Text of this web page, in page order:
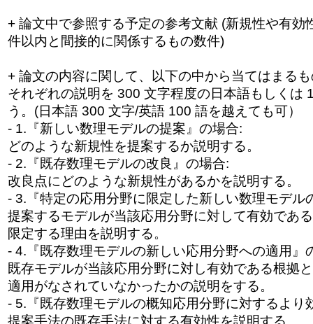
+ 論文中で参照する予定の参考文献 (新規性や有効
件以内と間接的に関係するもの数件)
+ 論文の内容に関して、以下の中から当てはまる
それぞれの説明を 300 文字程度の日本語もしくは
う。(日本語 300 文字/英語 100 語を越えても可）
- 1.『新しい数理モデルの提案』の場合:
どのような新規性を提案するか説明する。
- 2.『既存数理モデルの改良』の場合:
改良点にどのような新規性があるかを説明する。
- 3.『特定の応用分野に限定した新しい数理モデル
提案するモデルが当該応用分野に対して有効であ
限定する理由を説明する。
- 4.『既存数理モデルの新しい応用分野への適用』
既存モデルが当該応用分野に対し有効である根拠
適用がなされていなかったかの説明をする。
- 5.『既存数理モデルの概知応用分野に対するより
提案手法の既存手法に対する有効性を説明する。